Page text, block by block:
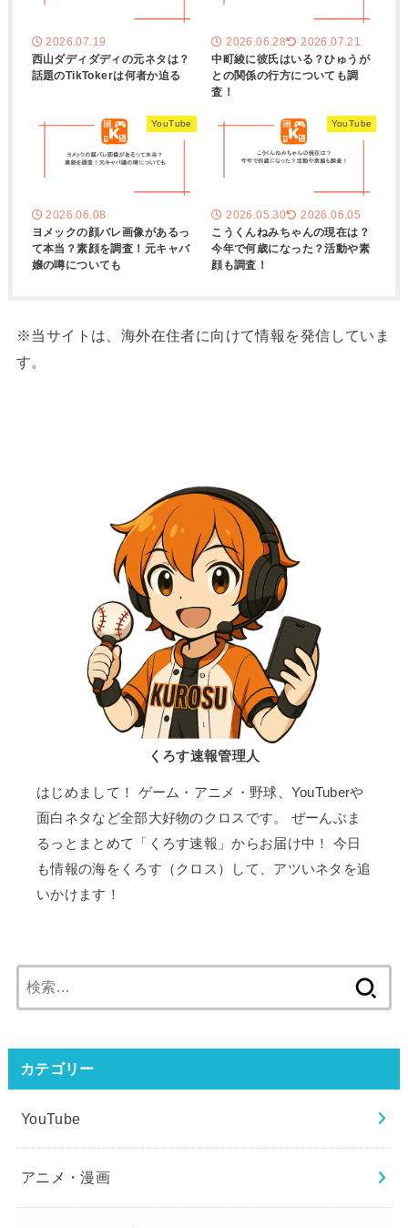
2026.07.19
西山ダディダディの元ネタは？
話題のTikTokerは何者か迫る
2026.06.28 2026.07.21
中町綾に彼氏はいる？ひゅうが
との関係の行方についても調
査！
YouTube
2026.06.08
ヨメックの顔バレ画像があるっ
て本当？素顔を調査！元キャバ
嬢の噂についても
YouTube
2026.05.30 2026.06.05
こうくんねみちゃんの現在は？
今年で何歳になった？活動や素
顔も調査！
※当サイトは、海外在住者に向けて情報を発信していま
す。
くろす速報管理人
はじめまして！ ゲーム・アニメ・野球、YouTuberや
面白ネタなど全部大好物のクロスです。 ぜーんぶま
るっとまとめて「くろす速報」からお届け中！ 今日
も情報の海をくろす（クロス）して、アツいネタを追
いかけます！
索:
カテゴリー
YouTube
アニメ・漫画